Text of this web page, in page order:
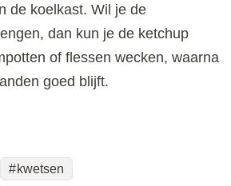
de koelkast. Wil je de
dan kun je de ketchup
of flessen wecken, waarna
goed blijft.
kwetsen